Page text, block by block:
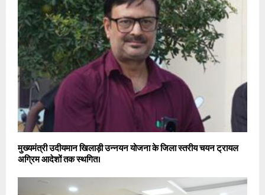
मुख्यमंत्री उदीयमान खिलाड़ी उन्नयन योजना के जिला स्तरीय चयन ट्रायल
अग्रिम आदेशों तक स्थगित।